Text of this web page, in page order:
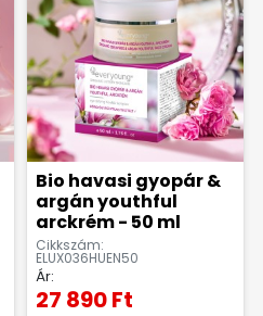
Bio havasi gyopár &
argán youthful
arckrém - 50 ml
Cikkszám:
ELUX036HUEN50
Ár:
27 890 Ft